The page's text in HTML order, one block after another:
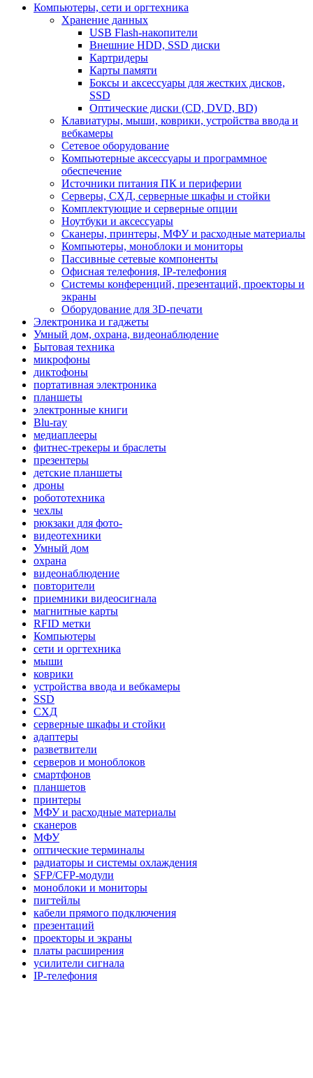
Компьютеры, сети и оргтехника
Хранение данных
USB Flash-накопители
Внешние HDD, SSD диски
Картридеры
Карты памяти
Боксы и аксессуары для жестких дисков,
SSD
Оптические диски (CD, DVD, BD)
Клавиатуры, мыши, коврики, устройства ввода и
вебкамеры
Сетевое оборудование
Компьютерные аксессуары и программное
обеспечение
Источники питания ПК и периферии
Серверы, СХД, серверные шкафы и стойки
Комплектующие и серверные опции
Ноутбуки и аксессуары
Сканеры, принтеры, МФУ и расходные материалы
Компьютеры, моноблоки и мониторы
Пассивные сетевые компоненты
Офисная телефония, IP-телефония
Системы конференций, презентаций, проекторы и
экраны
Оборудование для 3D-печати
Электроника и гаджеты
Умный дом, охрана, видеонаблюдение
Бытовая техника
микрофоны
диктофоны
портативная электроника
планшеты
электронные книги
Blu-ray
медиаплееры
фитнес-трекеры и браслеты
презентеры
детские планшеты
дроны
робототехника
чехлы
рюкзаки для фото-
видеотехники
Умный дом
охрана
видеонаблюдение
повторители
приемники видеосигнала
магнитные карты
RFID метки
Компьютеры
сети и оргтехника
мыши
коврики
устройства ввода и вебкамеры
SSD
СХД
серверные шкафы и стойки
адаптеры
разветвители
серверов и моноблоков
смартфонов
планшетов
принтеры
МФУ и расходные материалы
сканеров
МФУ
оптические терминалы
радиаторы и системы охлаждения
SFP/CFP-модули
моноблоки и мониторы
пигтейлы
кабели прямого подключения
презентаций
проекторы и экраны
платы расширения
усилители сигнала
IP-телефония